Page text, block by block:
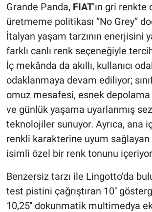
Grande Panda, FIAT’ın gri
üretmeme politikası “No Grey”
İtalyan yaşam tarzının enerjisini
farklı canlı renk seçeneğiyle
İç mekânda da akıllı, kullanıcı
odaklanmaya devam ediliyor;
omuz mesafesi, esnek
ve günlük yaşama uyarlanmış
teknolojiler sunuyor. Ayrıca, ana
renkli karakterine uyum
isimli özel bir renk tonunu
Benzersiz tarzı ile Lingotto’da
test pistini çağrıştıran 10''
10,25'' dokunmatik multimedya